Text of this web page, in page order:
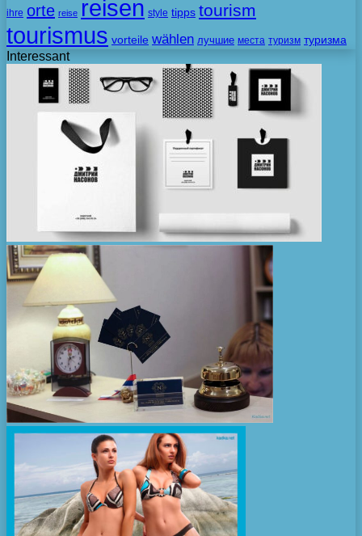
ihre orte reise reisen style tipps tourism
tourismus vorteile wählen лучшие места туризм туризма
Interessant